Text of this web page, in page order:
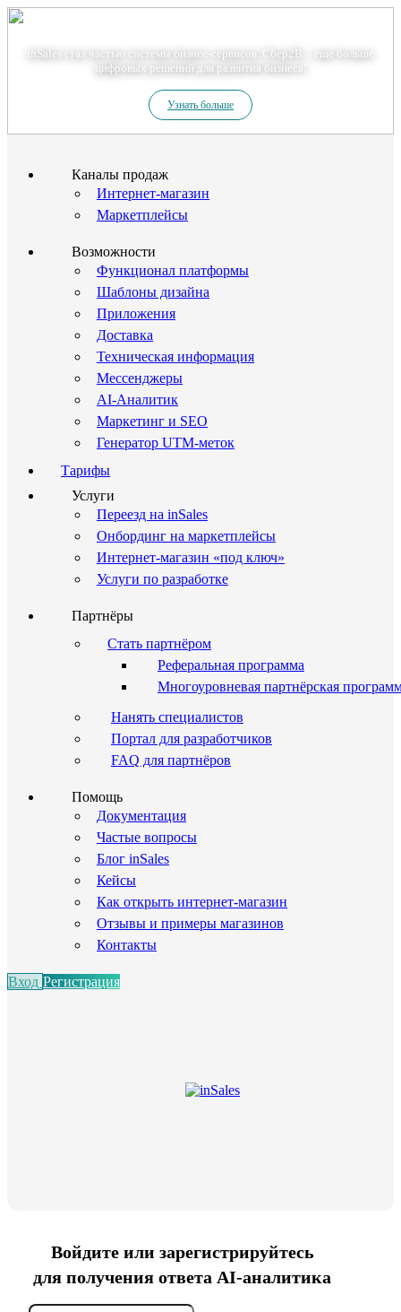
inSales стал частью системы бизнес-сервисов. Сбер2В – еще больше
цифровых решений для развития бизнеса!
Узнать больше
Каналы продаж
Интернет-магазин
Маркетплейсы
Возможности
Функционал платформы
Шаблоны дизайна
Приложения
Доставка
Техническая информация
Мессенджеры
AI-Аналитик
Маркетинг и SEO
Генератор UTM-меток
Тарифы
Услуги
Переезд на inSales
Онбординг на маркетплейсы
Интернет-магазин «под ключ»
Услуги по разработке
Партнёры
Стать партнёром
Реферальная программа
Многоуровневая партнёрская
Нанять специалистов
Портал для разработчиков
FAQ для партнёров
Помощь
Документация
Частые вопросы
Блог inSales
Кейсы
Как открыть интернет-магазин
Отзывы и примеры магазинов
Контакты
Вход Регистрация
Войдите или зарегистрируйтесь
для получения ответа AI-аналитика